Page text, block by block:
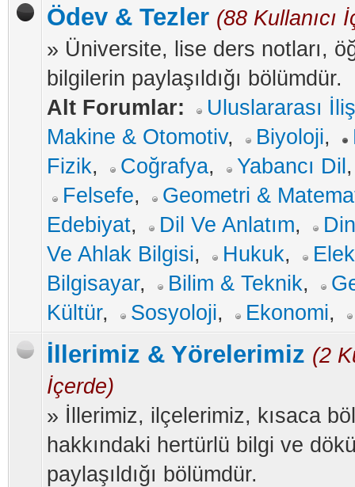
Ödev & Tezler (88 Kullanıcı
» Üniversite, lise ders notları,
bilgilerin paylaşıldığı bölümdür.
Alt Forumlar:
Uluslararası
Makine & Otomotiv, Biyoloji,
Fizik, Coğrafya, Yabancı Dil
Felsefe,
Geometri &
Edebiyat, Dil Ve Anlatım,
Ve Ahlak Bilgisi, Hukuk,
Bilgisayar, Bilim & Teknik,
Kültür, Sosyoloji, Ekonomi,
İllerimiz & Yörelerimiz (2
İçerde)
» İllerimiz, ilçelerimiz, kısaca
hakkındaki hertürlü bilgi ve
paylaşıldığı bölümdür.